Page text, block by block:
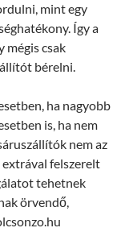
mint egy
Így a
mégis csak
bérelni.
ha nagyobb
is, ha nem
nem az
extrával felszerelt
tehetnek
örvendő,